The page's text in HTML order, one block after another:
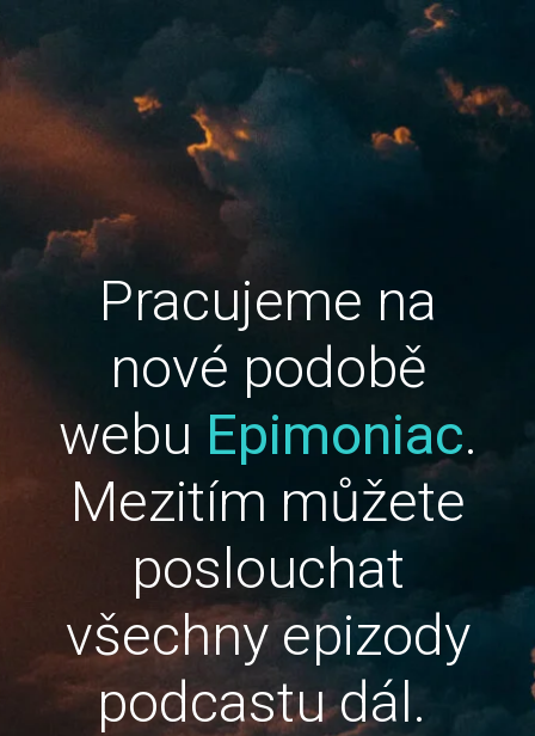
Pracujeme na
nové podobě
webu Epimoniac.
Mezitím můžete
poslouchat
všechny epizody
podcastu dál.